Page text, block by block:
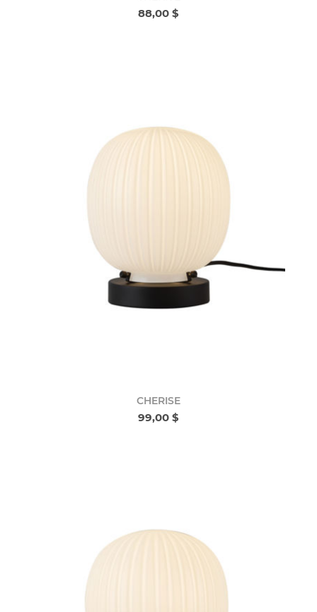
88,00 $
CHERISE
99,00 $